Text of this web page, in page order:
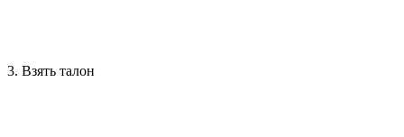
3. Взять талон